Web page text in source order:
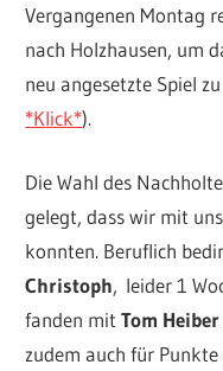
Vergangenen Montag
nach Holzhausen, um
neu angesetzte Spiel
*Klick*).
Die Wahl des
gelegt, dass wir mit
konnten. Beruflich
Christoph, leider 1
fanden mitTom Heiber
zudem auch für